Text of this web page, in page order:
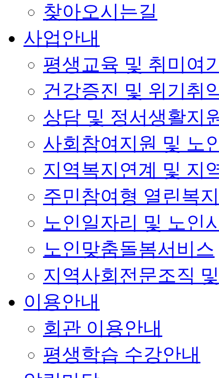
찾아오시는길
사업안내
평생교육 및 취미여
건강증진 및 위기취
상담 및 정서생활지
사회참여지원 및 노
지역복지연계 및 지
주민참여형 열린복
노인일자리 및 노인
노인맞춤돌봄서비스
지역사회전문조직
이용안내
회관 이용안내
평생학습 수강안내